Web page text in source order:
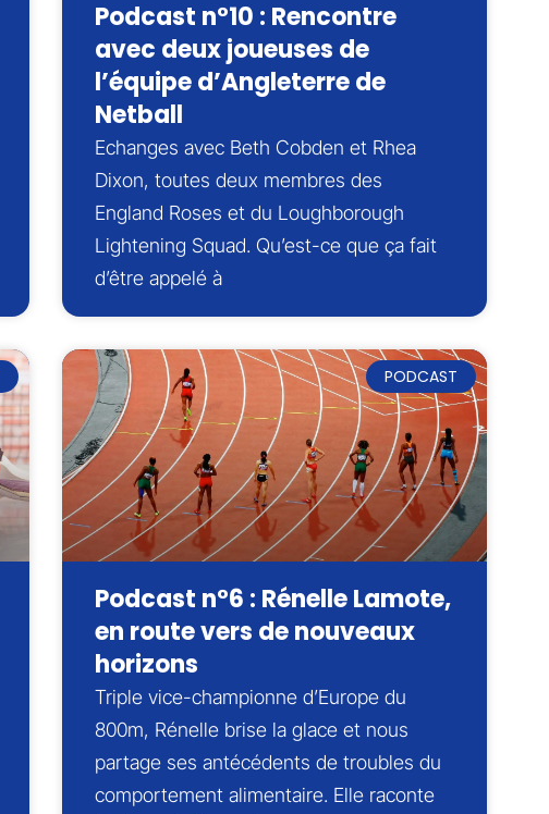
Podcast n°10 : Rencontre
avec deux joueuses de
l’équipe d’Angleterre de
Netball
Echanges avec Beth Cobden et Rhea
Dixon, toutes deux membres des
England Roses et du Loughborough
Lightening Squad. Qu’est-ce que ça fait
d’être appelé à
PODCAST
Podcast n°6 : Rénelle Lamote,
en route vers de nouveaux
horizons
Triple vice-championne d’Europe du
800m, Rénelle brise la glace et nous
partage ses antécédents de troubles du
comportement alimentaire. Elle raconte